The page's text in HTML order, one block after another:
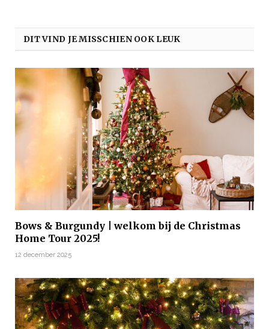
DIT VIND JE MISSCHIEN OOK LEUK
Bows & Burgundy | welkom bij de Christmas
Home Tour 2025!
12 december 2025